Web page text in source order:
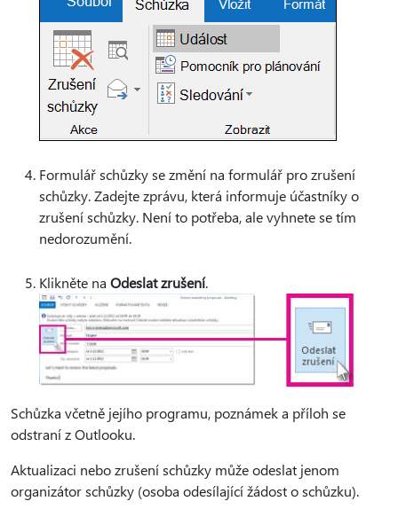
Formulář schůzky se změní na formulář pro zrušení
schůzky. Zadejte zprávu, která informuje účastníky o
zrušení schůzky. Není to potřeba, ale vyhnete se tím
nedorozumění.
Klikněte na Odeslat zrušení.
Schůzka včetně jejího programu, poznámek a příloh se
odstraní z Outlooku.
Aktualizaci nebo zrušení schůzky může odeslat jenom
organizátor schůzky (osoba odesílající žádost o schůzku).